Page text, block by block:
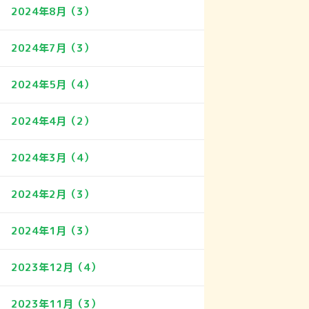
2024年8月（3）
2024年7月（3）
2024年5月（4）
2024年4月（2）
2024年3月（4）
2024年2月（3）
2024年1月（3）
2023年12月（4）
2023年11月（3）